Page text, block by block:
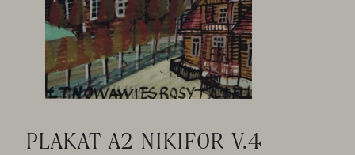
PLAKAT A2 NIKIFOR V.4